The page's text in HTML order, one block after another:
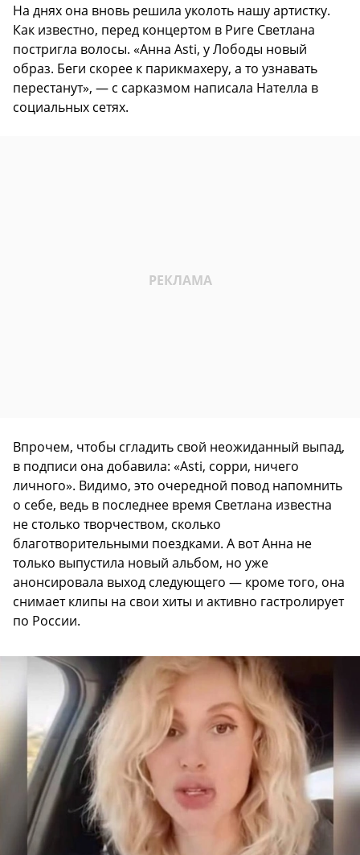
На днях она вновь решила уколоть нашу артистку.
Как известно, перед концертом в Риге Светлана
постригла волосы. «Анна Asti, у Лободы новый
образ. Беги скорее к парикмахеру, а то узнавать
перестанут», — с сарказмом написала Нателла в
социальных сетях.
Впрочем, чтобы сгладить свой неожиданный выпад,
в подписи она добавила: «Asti, сорри, ничего
личного». Видимо, это очередной повод напомнить
о себе, ведь в последнее время Светлана известна
не столько творчеством, сколько
благотворительными поездками. А вот Анна не
только выпустила новый альбом, но уже
анонсировала выход следующего — кроме того, она
снимает клипы на свои хиты и активно гастролирует
по России.